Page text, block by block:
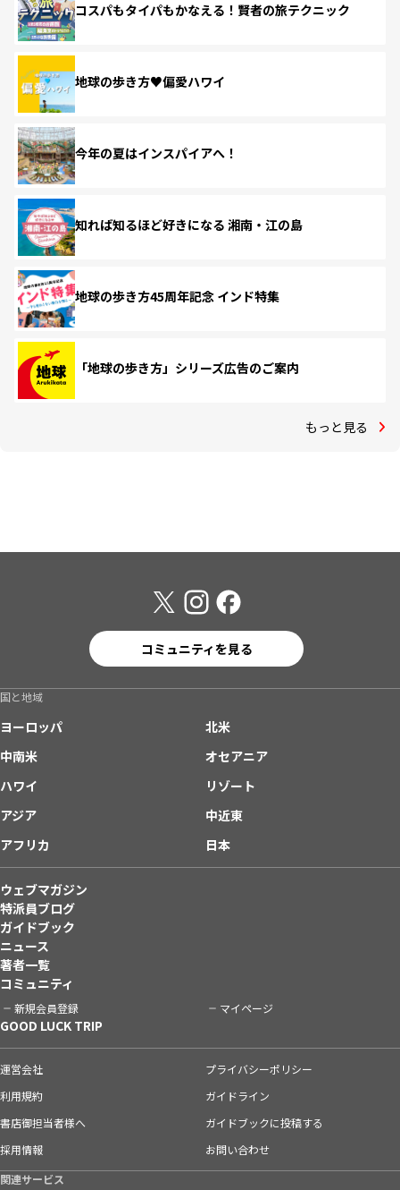
コスパもタイパもかなえる！賢者の旅テクニック
地球の歩き方♥偏愛ハワイ
今年の夏はインスパイアへ！
知れば知るほど好きになる 湘南・江の島
地球の歩き方45周年記念 インド特集
「地球の歩き方」シリーズ広告のご案内
もっと見る
コミュニティを見る
国と地域
ヨーロッパ
北米
中南米
オセアニア
ハワイ
リゾート
アジア
中近東
アフリカ
日本
ウェブマガジン
特派員ブログ
ガイドブック
ニュース
著者一覧
コミュニティ
新規会員登録 マイページ
GOOD LUCK TRIP
運営会社
プライバシーポリシー
利用規約
ガイドライン
書店御担当者様へ
ガイドブックに投稿する
採用情報
お問い合わせ
関連サービス